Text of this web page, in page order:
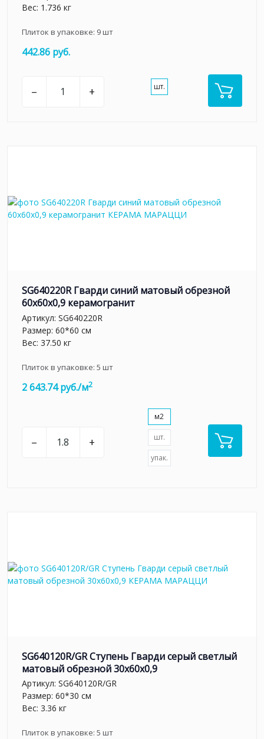
Вес: 1.736 кг
Плиток в упаковке: 9шт
442.86 руб.
– + шт.
SG640220R Гварди синий матовый обрезной
60x60x0,9 керамогранит
Артикул: SG640220R
Размер: 60*60 см
Вес: 37.50 кг
Плиток в упаковке: 5 шт
2 643.74 руб./м2
– +
м2
шт.
упак.
SG640120R/GR Ступень Гварди серый светлый
матовый обрезной 30x60x0,9
Артикул: SG640120R/GR
Размер: 60*30 см
Вес: 3.36 кг
Плиток в упаковке: 5 шт